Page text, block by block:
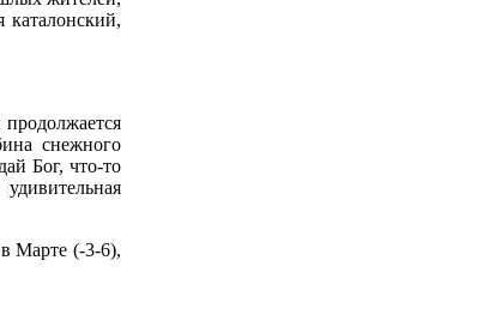
снежного
Бог, что-то
Марте (-3-6),